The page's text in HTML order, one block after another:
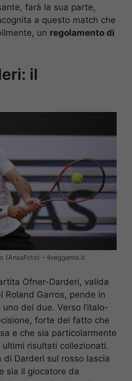
farà la sua parte,
a questo match che
un regolamento di
il
(AnsaFoto) – Ilveggente.it
Ofner-Darderi, valida
Roland Garros, pende in
dei due. Verso l’italo-
forte del fatto che
e che sia particolarmente
risultati collezionati.
di Darderi sul rosso lascia
sia il giocatore da